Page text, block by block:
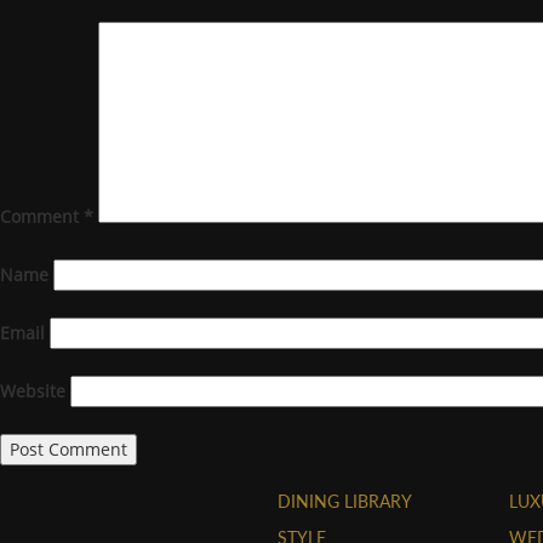
Comment *
Name
Email
Website
DINING LIBRARY
STYLE